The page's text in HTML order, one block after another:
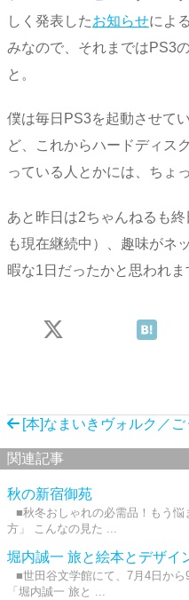
しく発表したお知らせによ
みなので、それまではPS3
と。
僕は毎日PS3を起動させて
ど、これからハードディス
っている人とかには、ちょ
あと昨日は2ちゃんねるも
も現在継続中）、趣味がネ
暇な1日だったかと思われま
[本]なまいきヴォルク／
関連記事
秋の新宿御苑
■秋冬おしゃれの必需品！もう悩
方」 こんなの見た ...
堀内誠一 旅と絵本とデザイ
■世田谷文学館にて、7月4日か
「堀内誠一 旅と ...